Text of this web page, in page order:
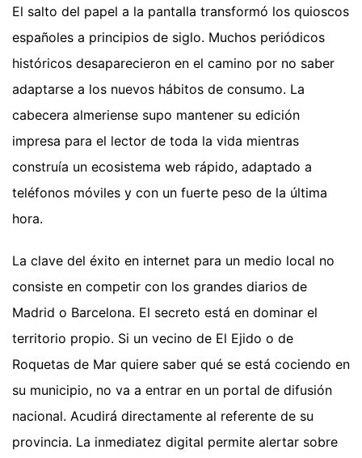
El salto del papel a la pantalla transformó los quioscos
españoles a principios de siglo. Muchos periódicos
históricos desaparecieron en el camino por no saber
adaptarse a los nuevos hábitos de consumo. La
cabecera almeriense supo mantener su edición
impresa para el lector de toda la vida mientras
construía un ecosistema web rápido, adaptado a
teléfonos móviles y con un fuerte peso de la última
hora.
La clave del éxito en internet para un medio local no
consiste en competir con los grandes diarios de
Madrid o Barcelona. El secreto está en dominar el
territorio propio. Si un vecino de El Ejido o de
Roquetas de Mar quiere saber qué se está cociendo en
su municipio, no va a entrar en un portal de difusión
nacional. Acudirá directamente al referente de su
provincia. La inmediatez digital permite alertar sobre